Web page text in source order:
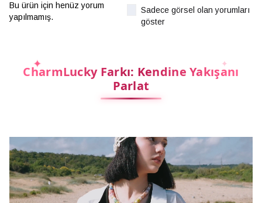
Bu ürün için henüz yorum
yapılmamış.
Sadece görsel olan yorumları
göster
CharmLucky Farkı: Kendine Yakışanı
Parlat